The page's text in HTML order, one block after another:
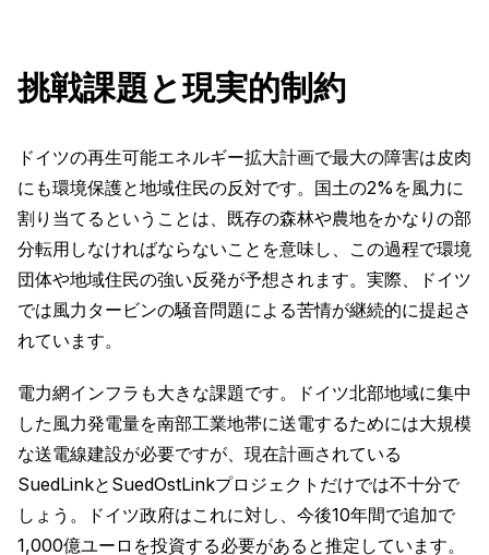
挑戦課題と現実的制約
ドイツの再生可能エネルギー拡大計画で最大の障害は皮肉
にも環境保護と地域住民の反対です。国土の2%を風力に
割り当てるということは、既存の森林や農地をかなりの部
分転用しなければならないことを意味し、この過程で環境
団体や地域住民の強い反発が予想されます。実際、ドイツ
では風力タービンの騒音問題による苦情が継続的に提起さ
れています。
電力網インフラも大きな課題です。ドイツ北部地域に集中
した風力発電量を南部工業地帯に送電するためには大規模
な送電線建設が必要ですが、現在計画されている
SuedLinkとSuedOstLinkプロジェクトだけでは不十分で
しょう。ドイツ政府はこれに対し、今後10年間で追加で
1,000億ユーロを投資する必要があると推定しています。